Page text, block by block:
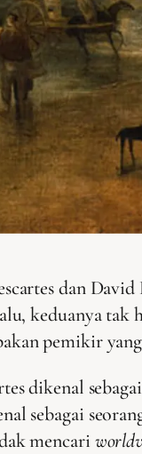
dan
keduanya tak
pemikir
dikenal
sebagai
mencari